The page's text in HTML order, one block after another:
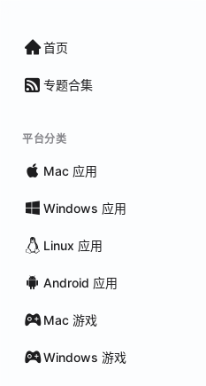
首页
专题合集
平台分类
Mac 应用
Windows 应用
Linux 应用
Android 应用
Mac 游戏
Windows 游戏